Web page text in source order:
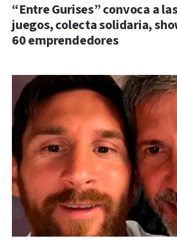
“Entre Gurises” convoca a
juegos, colecta solidaria,
60 emprendedores